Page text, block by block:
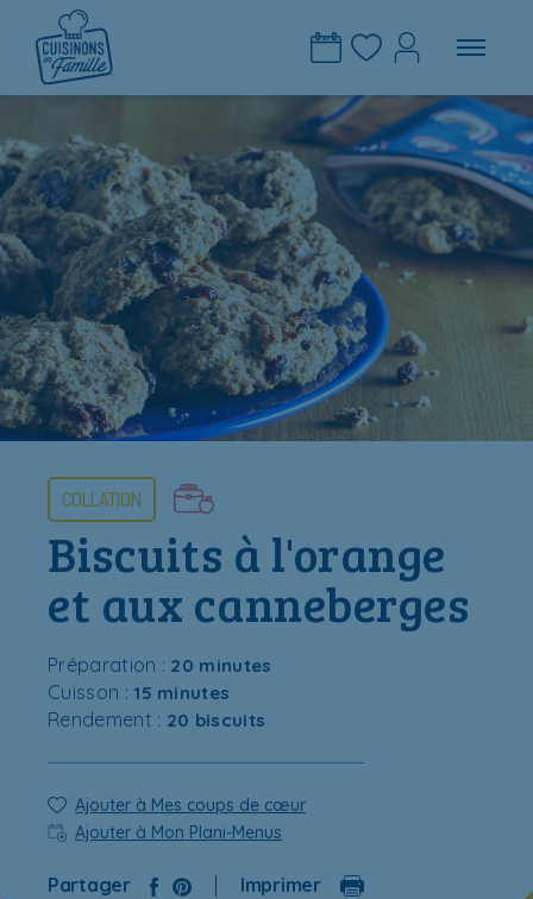
COLLATION
Biscuits à l'orange
et aux canneberges
Préparation : 20 minutes
Cuisson : 15 minutes
Rendement : 20 biscuits
Ajouter à Mes coups de cœur
Ajouter à Mon Plani-Menus
Partager Imprimer